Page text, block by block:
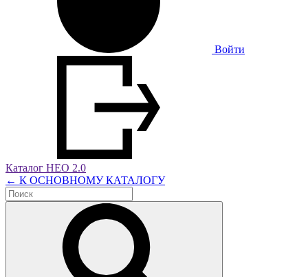
Войти
Каталог НЕО 2.0
← К ОСНОВНОМУ КАТАЛОГУ